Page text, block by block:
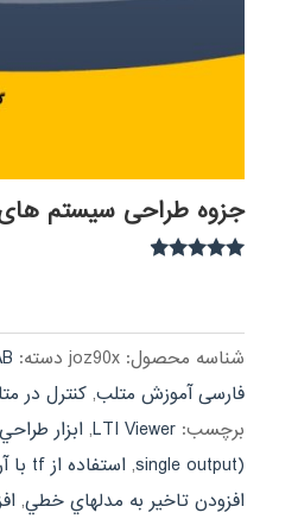
جزوه طراحی سیستم های
شناسه محصول: joz90x دسته:
فارسی آموزش متلب, کنترل در
برچسب: LTI Viewer
,
single output)
, استفاده از tf با آرگومانهاي آرايه سلولي
افزودن تاخير به مدلهاي خطي,